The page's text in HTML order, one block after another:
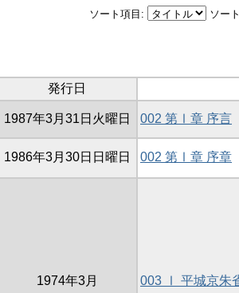
ソート項目: ソー
発行日
1987年3月31日火曜日 002 第Ⅰ章 序言
1986年3月30日日曜日 002 第Ⅰ章 序章
1974年3月 003 Ⅰ 平城京朱